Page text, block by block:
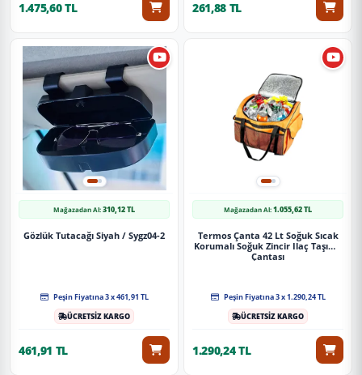
1.475,60 TL 261,88 TL
Mağazadan Al:310,12 TL
Gözlük Tutacağı Siyah / Sygz04-2
Peşin Fiyatına 3 x 461,91 TL
ÜCRETSİZ KARGO
461,91 TL
Mağazadan Al:1.055,62 TL
Termos Çanta 42 Lt Soğuk Sıcak
Korumalı Soğuk Zincir Ilaç Taşıma
Çantası
Peşin Fiyatına 3 x 1.290,24 TL
ÜCRETSİZ KARGO
1.290,24 TL